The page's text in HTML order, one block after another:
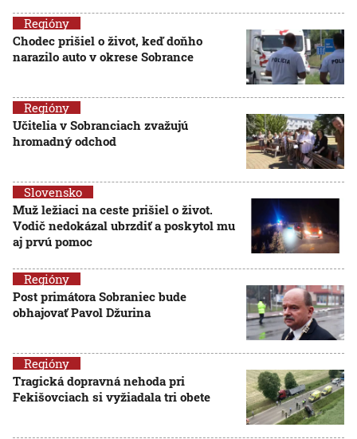
Regióny
Chodec prišiel o život, keď doňho
narazilo auto v okrese Sobrance
Regióny
Učitelia v Sobranciach zvažujú
hromadný odchod
Slovensko
Muž ležiaci na ceste prišiel o život.
Vodič nedokázal ubrzdiť a poskytol mu
aj prvú pomoc
Regióny
Post primátora Sobraniec bude
obhajovať Pavol Džurina
Regióny
Tragická dopravná nehoda pri
Fekišovciach si vyžiadala tri obete